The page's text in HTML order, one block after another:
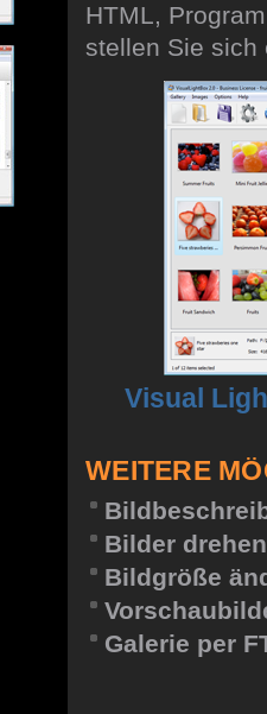
HTML,
stellen Sie sich
Visual
WEITERE
Bilder drehen
Bildgröße
Galerie per